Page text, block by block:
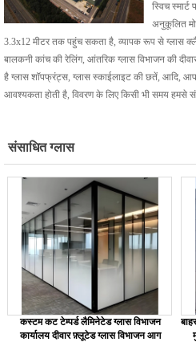
स्विच
अनुकूलित
3.3x12 मीटर तक पहुंच सकता है, व्यापक रूप से ग्लास
बालकनी कांच की रेलिंग, आंतरिक ग्लास विभाजन की
है ग्लास शॉपफ्रंट्स, ग्लास स्काईलाइट की छतें, आदि,
आवश्यकता होती है, विवरण के लिए किसी भी समय हमसे
संसाधित ग्लास
कस्टम कट टेम्पर्ड लैमिनेटेड ग्लास विभाजन
कार्यालय दीवार फ़्लूटेड ग्लास विभाजन आग